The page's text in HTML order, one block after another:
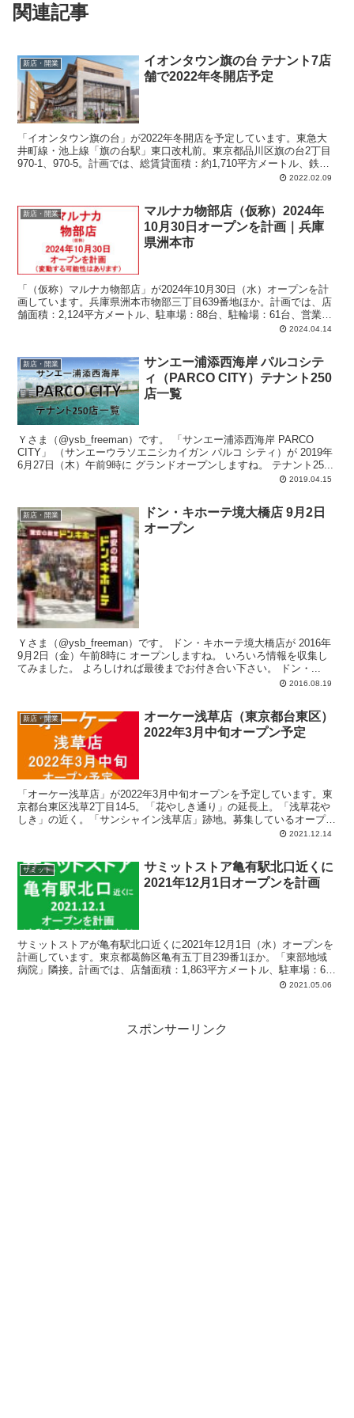
関連記事
新店・開業
イオンタウン旗の台 テナント7店
舗で2022年冬開店予定
「イオンタウン旗の台」が2022年冬開店を予定しています。東急大
井町線・池上線「旗の台駅」東口改札前。東京都品川区旗の台2丁目
970-1、970-5。計画では、総賃貸面積：約1,710平方メートル、鉄骨
造3階建て、駐車場：2台、駐輪場：76台、店舗予定数：7店舗。
2022.02.09
新店・開業
マルナカ物部店（仮称）2024年
10月30日オープンを計画｜兵庫
県洲本市
「（仮称）マルナカ物部店」が2024年10月30日（水）オープンを計
画しています。兵庫県洲本市物部三丁目639番地ほか。計画では、店
舗面積：2,124平方メートル、駐車場：88台、駐輪場：61台、営業時
2024.04.14
新店・開業
サンエー浦添西海岸 パルコシテ
ィ（PARCO CITY）テナント250
店一覧
Ｙさま（@ysb_freeman）です。 「サンエー浦添西海岸 PARCO
CITY」 （サンエーウラソエニシカイガン パルコ シティ）が 2019年
6月27日（木）午前9時に グランドオープンしますね。 テナント25...
2019.04.15
新店・開業
ドン・キホーテ境大橋店 9月2日
オープン
Ｙさま（@ysb_freeman）です。 ドン・キホーテ境大橋店が 2016年
9月2日（金）午前8時に オープンしますね。 いろいろ情報を収集し
てみました。 よろしければ最後までお付き合い下さい。 ドン・...
2016.08.19
新店・開業
オーケー浅草店（東京都台東区）
2022年3月中旬オープン予定
「オーケー浅草店」が2022年3月中旬オープンを予定しています。東
京都台東区浅草2丁目14-5。「花やしき通り」の延長上。「浅草花や
しき」の近く。「サンシャイン浅草店」跡地。募集しているオープニ
ングスタッフの職種は、レジ、精肉、水産、青果、ベーカリー、惣
2021.12.14
サミット
サミットストア亀有駅北口近くに
2021年12月1日オープンを計画
サミットストアが亀有駅北口近くに2021年12月1日（水）オープンを
計画しています。東京都葛飾区亀有五丁目239番1ほか。「東部地域
病院」隣接。計画では、店舗面積：1,863平方メートル、駐車場：60
2021.05.06
スポンサーリンク